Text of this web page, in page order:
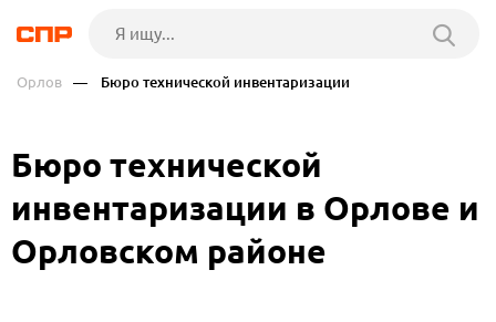
Орлов — Бюро технической инвентаризации
Бюро технической
инвентаризации в Орлове и
Орловском районе